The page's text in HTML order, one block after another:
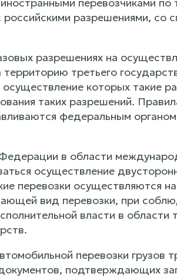
разрешениями, со
разрешениях на
третьего
которых такие
таких разрешений.
федеральным
в области
осуществление
перевозки осуществляются
вид перевозки, при
власти в
перевозки грузов
подтверждающих